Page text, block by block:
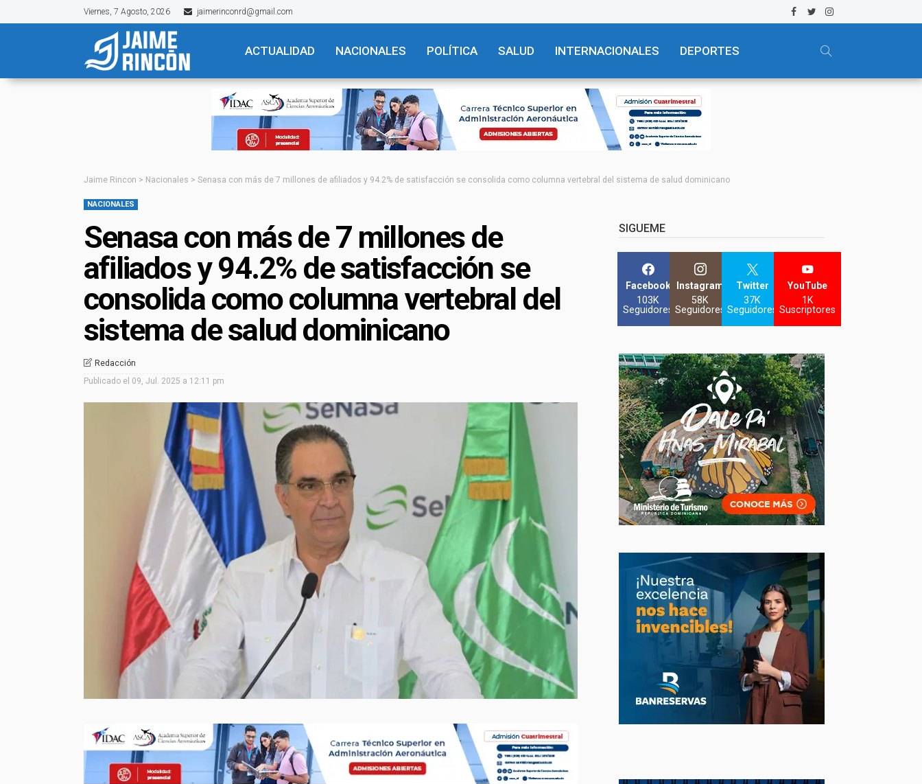
Viernes, 7 Agosto, 2026 jaimerinconrd@gmail.com
ACTUALIDAD NACIONALES POLÍTICA SALUD INTERNACIONALES DEPORTES
Jaime Rincon > Nacionales > Senasa con más de 7 millones de afiliados y 94.2% de satisfacción se consolida como columna vertebral del sistema de salud dominicano
NACIONALES
Senasa con más de 7 millones de
afiliados y 94.2% de satisfacción se
consolida como columna vertebral del
sistema de salud dominicano
Redacción
Publicado el 09, Jul. 2025 a 12:11 pm
SIGUEME
Facebook
103K
Seguidores
Instagram
58K
Seguidores
Twitter
37K
Seguidores
YouTube
1K
Suscriptores